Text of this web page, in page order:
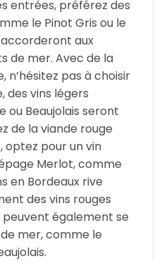
entrées, préférez des
le Pinot Gris ou le
aux
de mer. Avec de la
pas à choisir
des vins légers
ou Beaujolais seront
de la viande rouge
pour un vin
Merlot, comme
en Bordeaux rive
des vins rouges
également se
mer, comme le